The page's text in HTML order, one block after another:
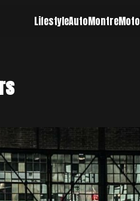
LifestyleAutoMontreMoto